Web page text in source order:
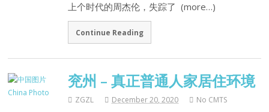
上个时代的周杰伦，失踪了 (more…)
Continue Reading
兖州 – 真正普通人家居住环境
ZGZL December 20, 2020 No CMTS